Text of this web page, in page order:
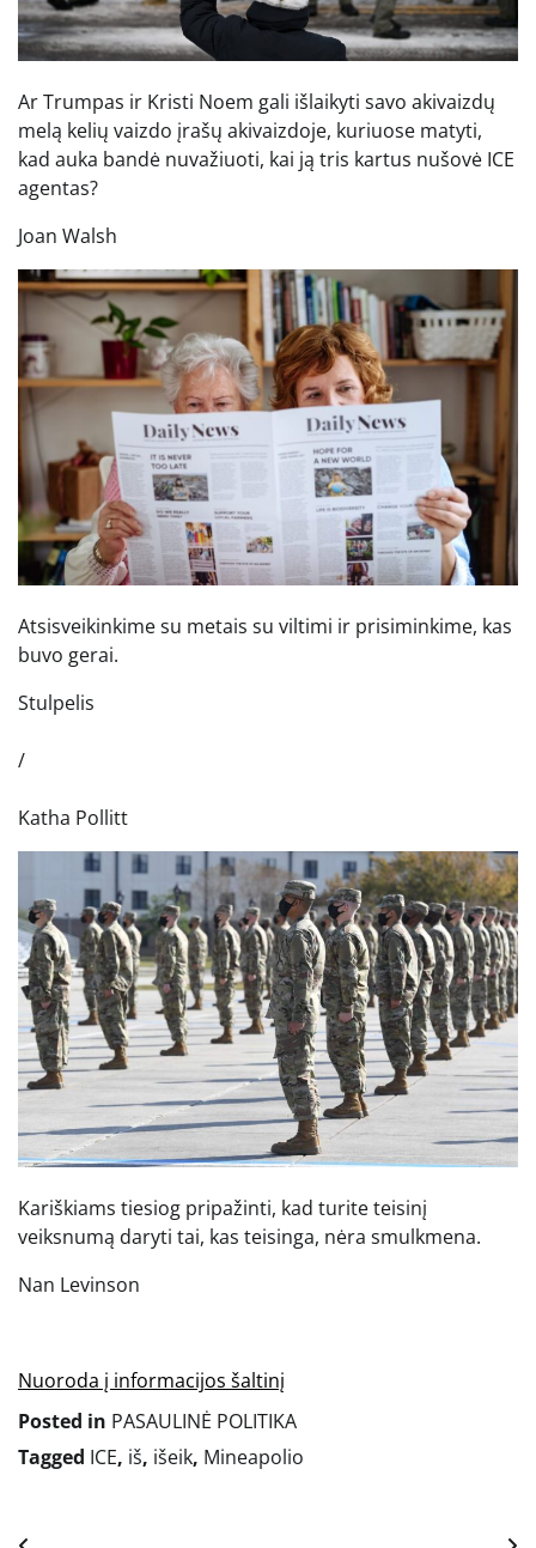
Ar Trumpas ir Kristi Noem gali išlaikyti savo akivaizdų
melą kelių vaizdo įrašų akivaizdoje, kuriuose matyti,
kad auka bandė nuvažiuoti, kai ją tris kartus nušovė ICE
agentas?
Joan Walsh
Atsisveikinkime su metais su viltimi ir prisiminkime, kas
buvo gerai.
Stulpelis
/
Katha Pollitt
Kariškiams tiesiog pripažinti, kad turite teisinį
veiksnumą daryti tai, kas teisinga, nėra smulkmena.
Nan Levinson
Nuoroda į informacijos šaltinį
Posted in PASAULINĖ POLITIKA
Tagged ICE, iš, išeik, Mineapolio